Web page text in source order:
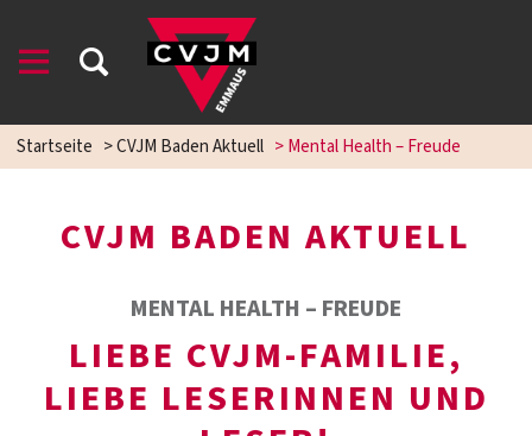
Startseite >CVJM Baden Aktuell >Mental Health – Freude
CVJM BADEN AKTUELL
MENTAL HEALTH – FREUDE
LIEBE CVJM-FAMILIE,
LIEBE LESERINNEN UND